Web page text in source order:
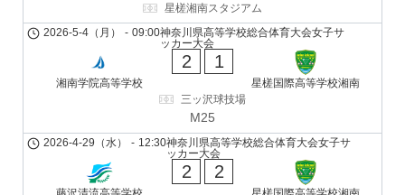
星槎湘南スタジアム
神奈川県高等学校総合体育大会女子サ
ッカー大会
2026-5-4（月） - 09:00
湘南学院高等学校
2 1
星槎国際高等学校湘南
三ッ沢球技場
M25
神奈川県高等学校総合体育大会女子サ
ッカー大会
2026-4-29（水） - 12:30
2 2